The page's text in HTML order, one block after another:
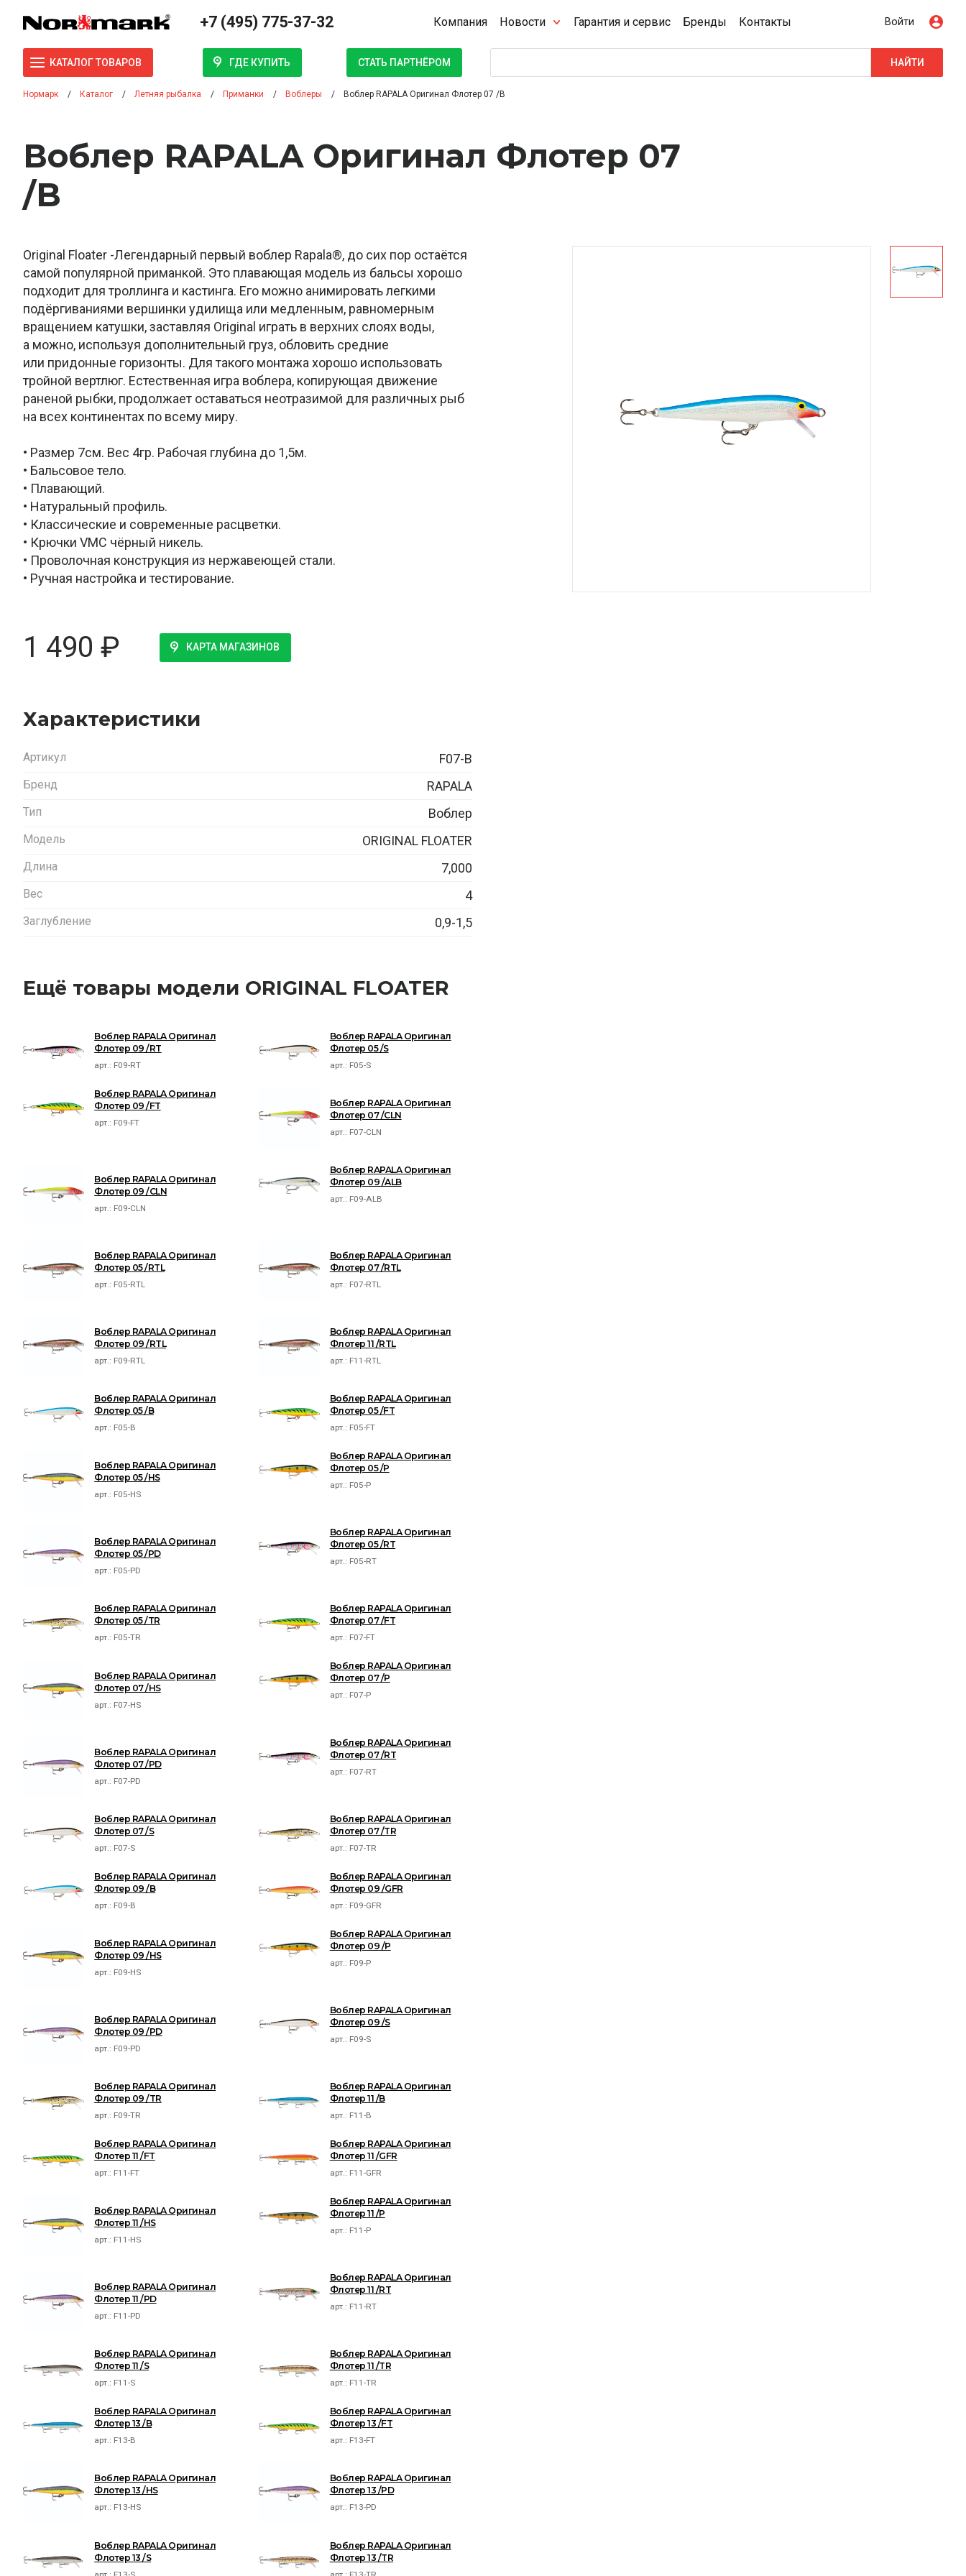
+7 (495) 775-37-32 Компания Новости Гарантия и сервис Бренды Контакты Войти
КАТАЛОГ ТОВАРОВ ГДЕ КУПИТЬ СТАТЬ ПАРТНЁРОМ НАЙТИ
Нормарк Каталог Летняя рыбалка Приманки Воблеры Воблер RAPALA Оригинал Флотер 07 /B
Воблер RAPALA Оригинал Флотер 07
/B
Original Floater -Легендарный первый воблер Rapala®, до сих пор остаётся
самой популярной приманкой. Это плавающая модель из бальсы хорошо
подходит для троллинга и кастинга. Его можно анимировать легкими
подёргиваниями вершинки удилища или медленным, равномерным
вращением катушки, заставляя Original играть в верхних слоях воды,
а можно, используя дополнительный груз, обловить средние
или придонные горизонты. Для такого монтажа хорошо использовать
тройной вертлюг. Естественная игра воблера, копирующая движение
раненой рыбки, продолжает оставаться неотразимой для различных рыб
на всех континентах по всему миру.
• Размер 7см. Вес 4гр. Рабочая глубина до 1,5м.
• Бальсовое тело.
• Плавающий.
• Натуральный профиль.
• Классические и современные расцветки.
• Крючки VMC чёрный никель.
• Проволочная конструкция из нержавеющей стали.
• Ручная настройка и тестирование.
1 490 ₽ КАРТА МАГАЗИНОВ
Характеристики
Артикул F07-B
Бренд RAPALA
Тип Воблер
Модель ORIGINAL FLOATER
Длина 7,000
Вес 4
Заглубление 0,9-1,5
Ещё товары модели ORIGINAL FLOATER
Воблер RAPALA Оригинал
Флотер 09 /RT
арт.: F09-RT
Воблер RAPALA Оригинал
Флотер 05 /S
арт.: F05-S
Воблер RAPALA Оригинал
Флотер 09 /FT
арт.: F09-FT
Воблер RAPALA Оригинал
Флотер 07 /CLN
арт.: F07-CLN
Воблер RAPALA Оригинал
Флотер 09 /CLN
арт.: F09-CLN
Воблер RAPALA Оригинал
Флотер 09 /ALB
арт.: F09-ALB
Воблер RAPALA Оригинал
Флотер 05 /RTL
арт.: F05-RTL
Воблер RAPALA Оригинал
Флотер 07 /RTL
арт.: F07-RTL
Воблер RAPALA Оригинал
Флотер 09 /RTL
арт.: F09-RTL
Воблер RAPALA Оригинал
Флотер 11 /RTL
арт.: F11-RTL
Воблер RAPALA Оригинал
Флотер 05 /B
арт.: F05-B
Воблер RAPALA Оригинал
Флотер 05 /FT
арт.: F05-FT
Воблер RAPALA Оригинал
Флотер 05 /HS
арт.: F05-HS
Воблер RAPALA Оригинал
Флотер 05 /P
арт.: F05-P
Воблер RAPALA Оригинал
Флотер 05 /PD
арт.: F05-PD
Воблер RAPALA Оригинал
Флотер 05 /RT
арт.: F05-RT
Воблер RAPALA Оригинал
Флотер 05 /TR
арт.: F05-TR
Воблер RAPALA Оригинал
Флотер 07 /FT
арт.: F07-FT
Воблер RAPALA Оригинал
Флотер 07 /HS
арт.: F07-HS
Воблер RAPALA Оригинал
Флотер 07 /P
арт.: F07-P
Воблер RAPALA Оригинал
Флотер 07 /PD
арт.: F07-PD
Воблер RAPALA Оригинал
Флотер 07 /RT
арт.: F07-RT
Воблер RAPALA Оригинал
Флотер 07 /S
арт.: F07-S
Воблер RAPALA Оригинал
Флотер 07 /TR
арт.: F07-TR
Воблер RAPALA Оригинал
Флотер 09 /B
арт.: F09-B
Воблер RAPALA Оригинал
Флотер 09 /GFR
арт.: F09-GFR
Воблер RAPALA Оригинал
Флотер 09 /HS
арт.: F09-HS
Воблер RAPALA Оригинал
Флотер 09 /P
арт.: F09-P
Воблер RAPALA Оригинал
Флотер 09 /PD
арт.: F09-PD
Воблер RAPALA Оригинал
Флотер 09 /S
арт.: F09-S
Воблер RAPALA Оригинал
Флотер 09 /TR
арт.: F09-TR
Воблер RAPALA Оригинал
Флотер 11 /B
арт.: F11-B
Воблер RAPALA Оригинал
Флотер 11 /FT
арт.: F11-FT
Воблер RAPALA Оригинал
Флотер 11 /GFR
арт.: F11-GFR
Воблер RAPALA Оригинал
Флотер 11 /HS
арт.: F11-HS
Воблер RAPALA Оригинал
Флотер 11 /P
арт.: F11-P
Воблер RAPALA Оригинал
Флотер 11 /PD
арт.: F11-PD
Воблер RAPALA Оригинал
Флотер 11 /RT
арт.: F11-RT
Воблер RAPALA Оригинал
Флотер 11 /S
арт.: F11-S
Воблер RAPALA Оригинал
Флотер 11 /TR
арт.: F11-TR
Воблер RAPALA Оригинал
Флотер 13 /B
арт.: F13-B
Воблер RAPALA Оригинал
Флотер 13 /FT
арт.: F13-FT
Воблер RAPALA Оригинал
Флотер 13 /HS
арт.: F13-HS
Воблер RAPALA Оригинал
Флотер 13 /PD
арт.: F13-PD
Воблер RAPALA Оригинал
Флотер 13 /S
Воблер RAPALA Оригинал
Флотер 13 /TR